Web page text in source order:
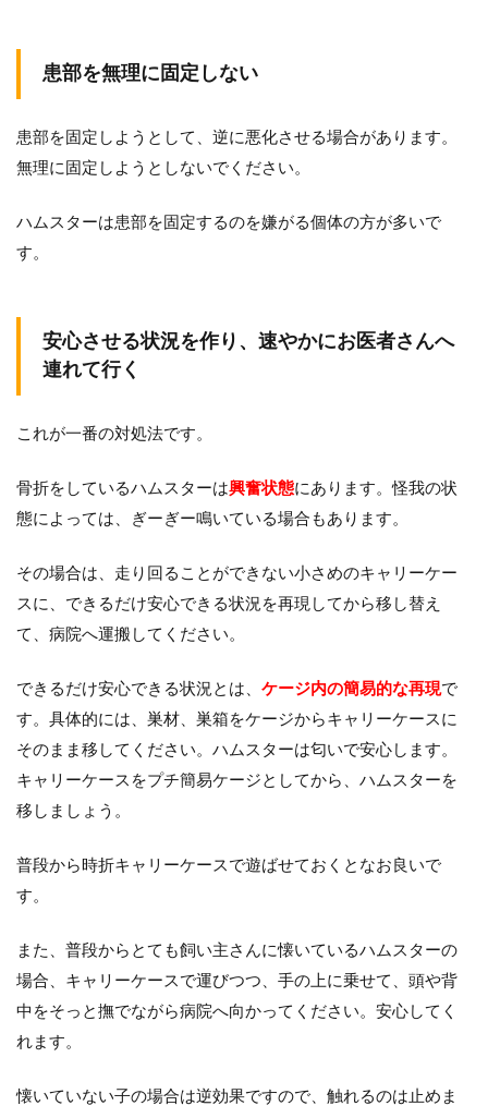
患部を無理に固定しない
患部を固定しようとして、逆に悪化させる場合があります。
無理に固定しようとしないでください。
ハムスターは患部を固定するのを嫌がる個体の方が多いで
す。
安心させる状況を作り、速やかにお医者さんへ
連れて行く
これが一番の対処法です。
骨折をしているハムスターは興奮状態にあります。怪我の状
態によっては、ぎーぎー鳴いている場合もあります。
その場合は、走り回ることができない小さめのキャリーケー
スに、できるだけ安心できる状況を再現してから移し替え
て、病院へ運搬してください。
できるだけ安心できる状況とは、 ケージ内の簡易的な再現で
す。具体的には、巣材、巣箱をケージからキャリーケースに
そのまま移してください。ハムスターは匂いで安心します。
キャリーケースをプチ簡易ケージとしてから、ハムスターを
移しましょう。
普段から時折キャリーケースで遊ばせておくとなお良いで
す。
また、普段からとても飼い主さんに懐いているハムスターの
場合、キャリーケースで運びつつ、手の上に乗せて、頭や背
中をそっと撫でながら病院へ向かってください。安心してく
れます。
懐いていない子の場合は逆効果ですので、触れるのは止めま